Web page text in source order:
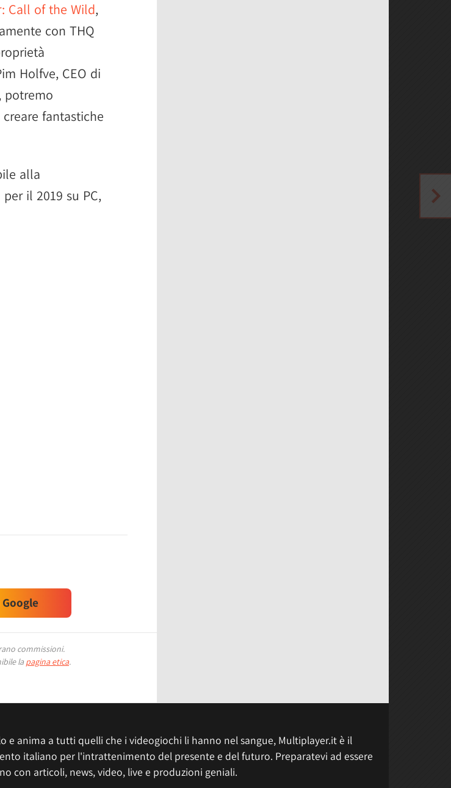
Call of the Wild,
con THQ
Holfve, CEO di
potremo
fantastiche
alla
il 2019 su PC,
commissioni.
la pagina etica.
e anima a tutti quelli che i videogiochi li hanno nel sangue, Multiplayer.it è il
italiano per l'intrattenimento del presente e del futuro. Preparatevi ad essere
con articoli, news, video, live e produzioni geniali.